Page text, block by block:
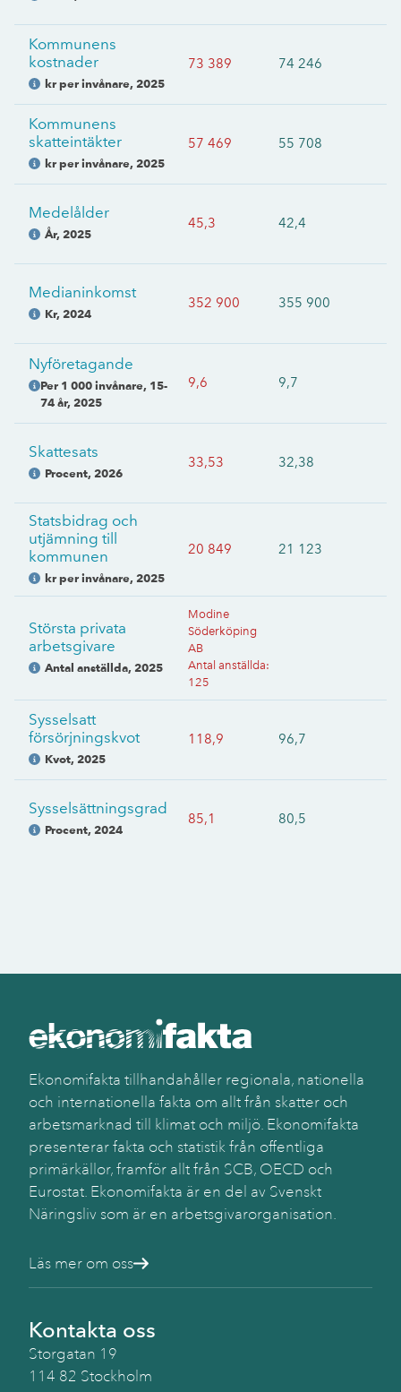
Kommunens
kostnader
kr per invånare, 2025
73 389 74 246
Kommunens
skatteintäkter
kr per invånare, 2025
57 469 55 708
Medelålder
År, 2025
45,3 42,4
Medianinkomst
Kr, 2024
352 900 355 900
Nyföretagande
Per 1 000 invånare, 15-
74 år,2025
9,6 9,7
Skattesats
Procent, 2026
33,53 32,38
Statsbidrag och
utjämning till
kommunen
kr per invånare, 2025
20 849 21 123
Största privata
arbetsgivare
Antal anställda, 2025
Modine
Söderköping
AB
Antal anställda:
125
Sysselsatt
försörjningskvot
Kvot, 2025
118,9 96,7
Sysselsättningsgrad
Procent, 2024
85,1 80,5
Ekonomifakta tillhandahåller regionala, nationella
och internationella fakta om allt från skatter och
arbetsmarknad till klimat och miljö. Ekonomifakta
presenterar fakta och statistik från offentliga
primärkällor, framför allt från SCB, OECD och
Eurostat. Ekonomifakta är en del av Svenskt
Näringsliv som är en arbetsgivarorganisation.
Läs mer om oss
Kontakta oss
Storgatan 19
114 82 Stockholm